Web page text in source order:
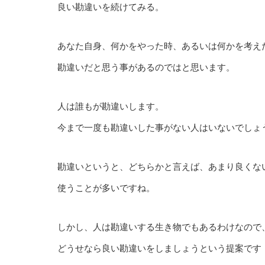
良い勘違いを続けてみる。
あなた自身、何かをやった時、あるいは何かを考え
勘違いだと思う事があるのではと思います。
人は誰もが勘違いします。
今まで一度も勘違いした事がない人はいないでしょ
勘違いというと、どちらかと言えば、あまり良くな
使うことが多いですね。
しかし、人は勘違いする生き物でもあるわけなので、
どうせなら良い勘違いをしましょうという提案です